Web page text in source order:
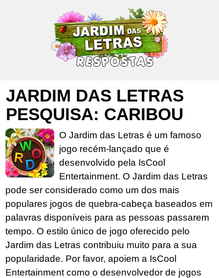
JARDIM DAS LETRAS
PESQUISA: CARIBOU
O Jardim das Letras é um famoso
jogo recém-lançado que é
desenvolvido pela IsCool
Entertainment. O Jardim das Letras
pode ser considerado como um dos mais
populares jogos de quebra-cabeça baseados em
palavras disponíveis para as pessoas passarem
tempo. O estilo único de jogo oferecido pelo
Jardim das Letras contribuiu muito para a sua
popularidade. Por favor, apoiem a IsCool
Entertainment como o desenvolvedor de jogos